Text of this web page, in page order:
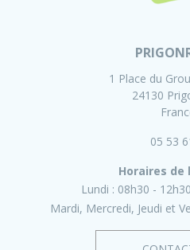
1 Place du
24130
05 53
Horaires de
Lundi : 08h30 - 12h30
Mardi, Mercredi, Jeudi et